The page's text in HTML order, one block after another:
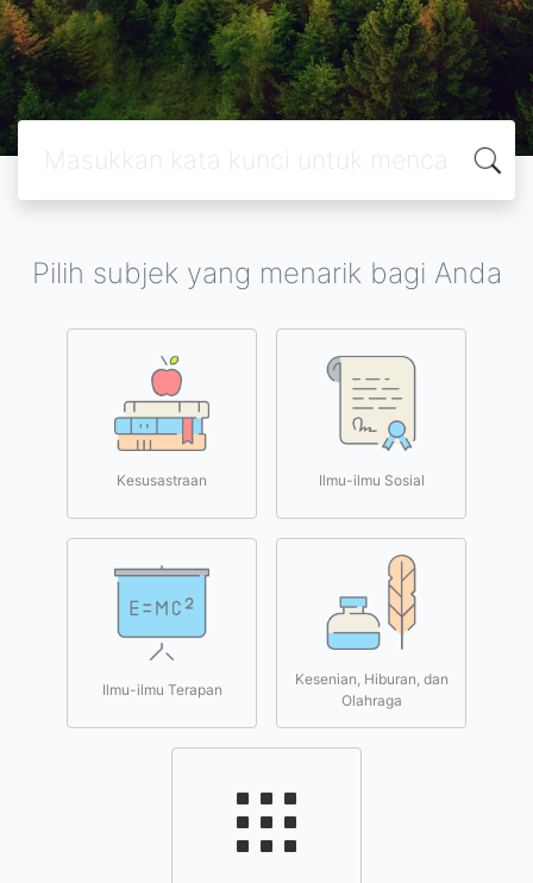
Pilih subjek yang menarik bagi Anda
Kesusastraan Ilmu-ilmu Sosial
Ilmu-ilmu Terapan
Kesenian, Hiburan, dan
Olahraga